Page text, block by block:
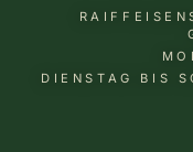
DIENSTAG BIS